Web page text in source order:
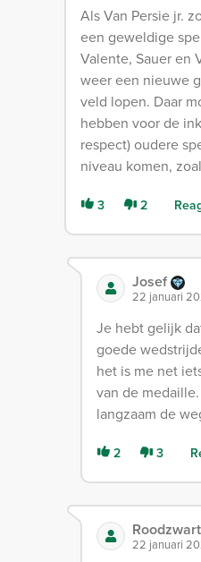
Als Van Persie jr.
een geweldige
Valente, Sauer en
weer een nieuwe
veld lopen. Daar
hebben voor de
respect) oudere
niveau komen,
3 2
Josef
22 januari
Je hebt gelijk
goede
het is me net
van de
langzaam de
2 3
22 januari